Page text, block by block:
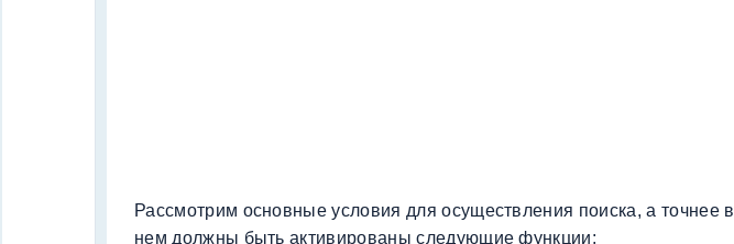
Рассмотрим основные условия для осуществления поиска, а точнее в
нем должны быть активированы следующие функции: